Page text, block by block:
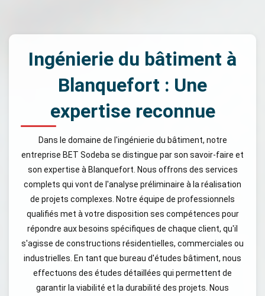
Ingénierie du bâtiment à
Blanquefort : Une
expertise reconnue
Dans le domaine de l'ingénierie du bâtiment, notre
entreprise BET Sodeba se distingue par son savoir-faire et
son expertise à Blanquefort. Nous offrons des services
complets qui vont de l'analyse préliminaire à la réalisation
de projets complexes. Notre équipe de professionnels
qualifiés met à votre disposition ses compétences pour
répondre aux besoins spécifiques de chaque client, qu'il
s'agisse de constructions résidentielles, commerciales ou
industrielles. En tant que bureau d'études bâtiment, nous
effectuons des études détaillées qui permettent de
garantir la viabilité et la durabilité des projets. Nous